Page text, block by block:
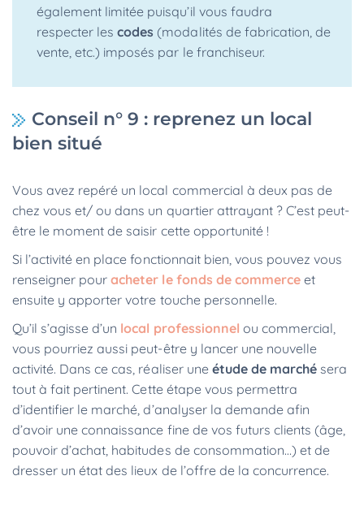
également limitée puisqu’il vous faudra
respecter lescodes (modalités de fabrication, de
vente, etc.) imposés par le franchiseur.
Conseil n° 9 : reprenez un local
bien situé
Vous avez repéré un local commercial à deux pas de
chez vous et/ ou dans un quartier attrayant ? C’est peut-
être le moment de saisir cette opportunité !
Si l’activité en place fonctionnait bien, vous pouvez vous
renseigner pouracheter le fonds de commerceet
ensuite y apporter votre touche personnelle.
Qu’il s’agisse d’un local professionnel ou commercial,
vous pourriez aussi peut-être y lancer une nouvelle
activité. Dans ce cas, réaliser une étude de marché sera
tout à fait pertinent. Cette étape vous permettra
d’identifier le marché, d’analyser la demande afin
d’avoir une connaissance fine de vos futurs clients (âge,
pouvoir d’achat, habitudes de consommation…) et de
dresser un état des lieux de l’offre de la concurrence.